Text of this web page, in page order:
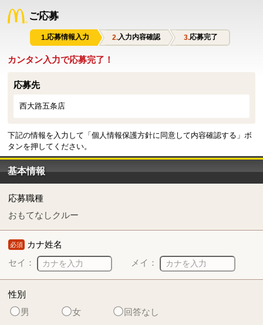
ご応募
応募情報入力 入力内容確認 応募完了
カンタン入力で応募完了！
応募先
西大路五条店
下記の情報を入力して「個人情報保護方針に同意して内容確認する」ボ
タンを押してください。
基本情報
応募職種
おもてなしクルー
必須 カナ姓名
セイ：
メイ：
性別
男
女 回答なし